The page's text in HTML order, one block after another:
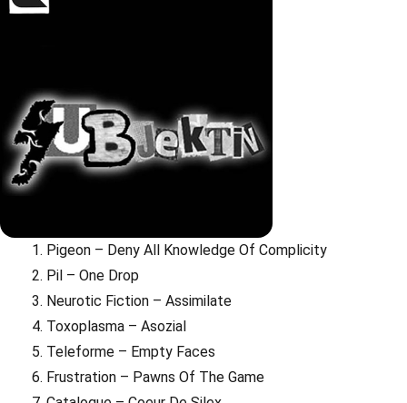
Pigeon – Deny All Knowledge Of Complicity
Pil – One Drop
Neurotic Fiction – Assimilate
Toxoplasma – Asozial
Teleforme – Empty Faces
Frustration – Pawns Of The Game